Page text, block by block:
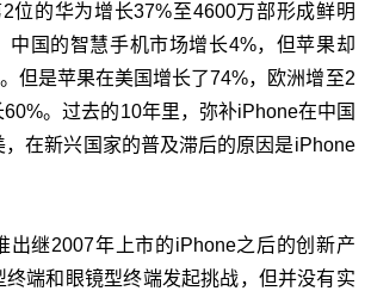
位的华为增长37%至4600万部形成鲜明
中国的智慧手机市场增长4%，但苹果却
但是苹果在美国增长了74%，欧洲增至2
。过去的10年里，弥补iPhone在中国
在新兴国家的普及滞后的原因是iPhone
出继2007年上市的iPhone之后的创新产
终端和眼镜型终端发起挑战，但并没有实